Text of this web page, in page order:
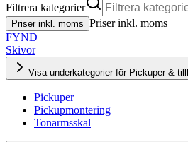
Filtrera kategorier
Priser inkl. moms Priser inkl. moms
FYND
Skivor
Visa underkategorier för Pickuper &
Pickuper
Pickupmontering
Tonarmsskal